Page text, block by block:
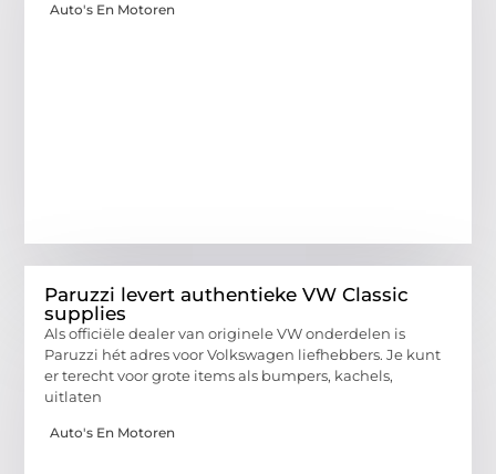
Auto's En Motoren
Paruzzi levert authentieke VW Classic
supplies
Als officiële dealer van originele VW onderdelen is
Paruzzi hét adres voor Volkswagen liefhebbers. Je kunt
er terecht voor grote items als bumpers, kachels,
uitlaten
Auto's En Motoren